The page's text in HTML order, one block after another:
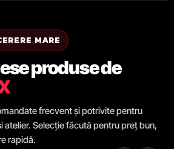
MARE
produse de
frecvent și potrivite pentru
atelier. Selecție făcută pentru preț bun,
rapidă.